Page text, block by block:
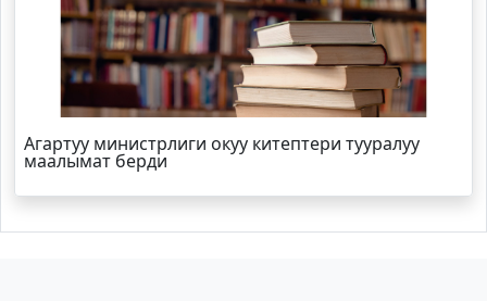
Агартуу министрлиги окуу китептери тууралуу
маалымат берди